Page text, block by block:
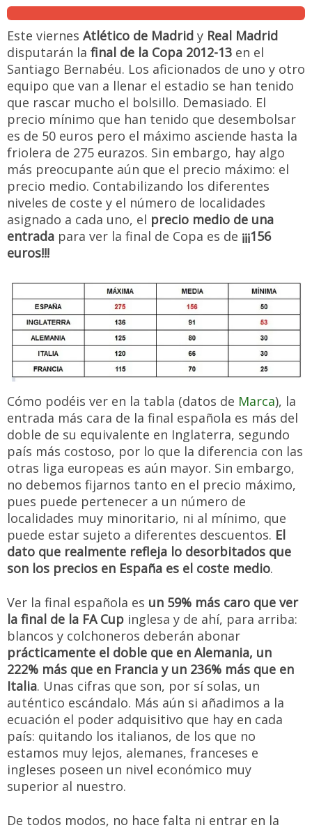
Este viernes Atlético de Madrid y Real Madrid
disputarán la final de la Copa 2012-13 en el
Santiago Bernabéu. Los aficionados de uno y otro
equipo que van a llenar el estadio se han tenido
que rascar mucho el bolsillo. Demasiado. El
precio mínimo que han tenido que desembolsar
es de 50 euros pero el máximo asciende hasta la
friolera de 275 eurazos. Sin embargo, hay algo
más preocupante aún que el precio máximo: el
precio medio. Contabilizando los diferentes
niveles de coste y el número de localidades
asignado a cada uno, el precio medio de una
entrada para ver la final de Copa es de ¡¡¡156
euros!!!
Cómo podéis ver en la tabla (datos de Marca), la
entrada más cara de la final española es más del
doble de su equivalente en Inglaterra, segundo
país más costoso, por lo que la diferencia con las
otras liga europeas es aún mayor. Sin embargo,
no debemos fijarnos tanto en el precio máximo,
pues puede pertenecer a un número de
localidades muy minoritario, ni al mínimo, que
puede estar sujeto a diferentes descuentos. El
dato que realmente refleja lo desorbitados que
son los precios en España es el coste medio.
Ver la final española es un 59% más caro que ver
la final de la FA Cup inglesa y de ahí, para arriba:
blancos y colchoneros deberán abonar
prácticamente el doble que en Alemania, un
222% más que en Francia y un 236% más que en
Italia. Unas cifras que son, por sí solas, un
auténtico escándalo. Más aún si añadimos a la
ecuación el poder adquisitivo que hay en cada
país: quitando los italianos, de los que no
estamos muy lejos, alemanes, franceses e
ingleses poseen un nivel económico muy
superior al nuestro.
De todos modos, no hace falta ni entrar en la